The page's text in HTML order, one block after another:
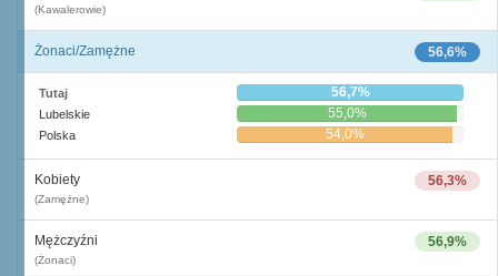
(Kawalerowie)
56,6%
Żonaci/Zamężne
Tutaj 56,7%
Lubelskie 55,0%
Polska 54,0%
56,3%
Kobiety
(Zamężne)
56,9%
Mężczyźni
(Żonaci)